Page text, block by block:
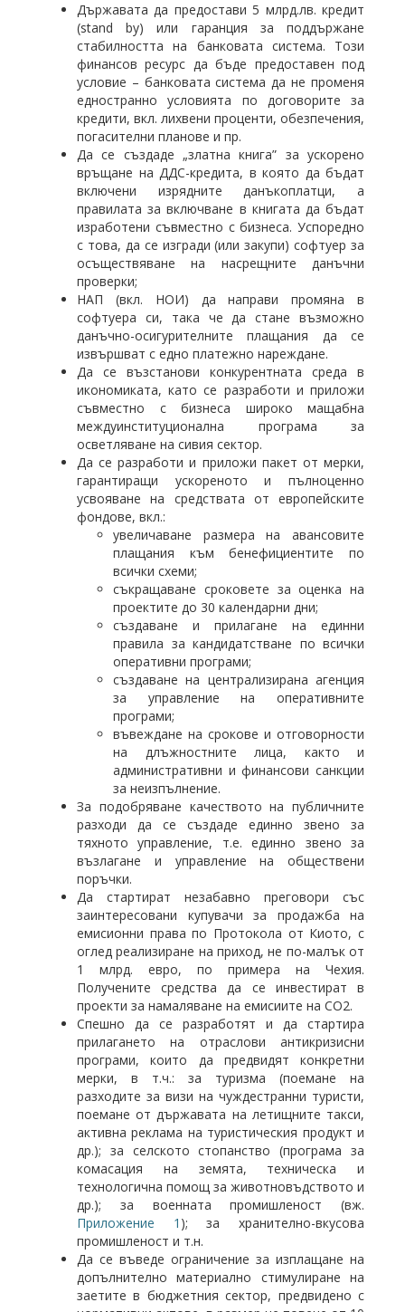
Държавата да предостави 5 млрд.лв. кредит
(stаnd by) или гаранция за поддържане
стабилността на банковата система. Този
финансов ресурс да бъде предоставен под
условие – банковата система да не променя
едностранно условията по договорите за
кредити, вкл. лихвени проценти, обезпечения,
погасителни планове и пр.
Да се създаде „златна книга” за ускорено
връщане на ДДС-кредита, в която да бъдат
включени изрядните данъкоплатци, а
правилата за включване в книгата да бъдат
изработени съвместно с бизнеса. Успоредно
с това, да се изгради (или закупи) софтуер за
осъществяване на насрещните данъчни
проверки;
НАП (вкл. НОИ) да направи промяна в
софтуера си, така че да стане възможно
данъчно-осигурителните плащания да се
извършват с едно платежно нареждане.
Да се възстанови конкурентната среда в
икономиката, като се разработи и приложи
съвместно с бизнеса широко мащабна
междуинституционална програма за
осветляване на сивия сектор.
Да се разработи и приложи пакет от мерки,
гарантиращи ускореното и пълноценно
усвояване на средствата от европейските
фондове, вкл.:
увеличаване размера на авансовите
плащания към бенефициентите по
всички схеми;
съкращаване сроковете за оценка на
проектите до 30 календарни дни;
създаване и прилагане на единни
правила за кандидатстване по всички
оперативни програми;
създаване на централизирана агенция
за управление на оперативните
програми;
въвеждане на срокове и отговорности
на длъжностните лица, както и
административни и финансови санкции
за неизпълнение.
За подобряване качеството на публичните
разходи да се създаде единно звено за
тяхното управление, т.е. единно звено за
възлагане и управление на обществени
поръчки.
Да стартират незабавно преговори със
заинтересовани купувачи за продажба на
емисионни права по Протокола от Киото, с
оглед реализиране на приход, не по-малък от
1 млрд. евро, по примера на Чехия.
Получените средства да се инвестират в
проекти за намаляване на емисиите на СО2.
Спешно да се разработят и да стартира
прилагането на отраслови антикризисни
програми, които да предвидят конкретни
мерки, в т.ч.: за туризма (поемане на
разходите за визи на чуждестранни туристи,
поемане от държавата на летищните такси,
активна реклама на туристическия продукт и
др.); за селското стопанство (програма за
комасация на земята, техническа и
технологична помощ за животновъдството и
др.); за военната промишленост (вж.
Приложение 1 ); за хранително-вкусова
промишленост и т.н.
Да се въведе ограничение за изплащане на
допълнително материално стимулиране на
заетите в бюджетния сектор, предвидено с